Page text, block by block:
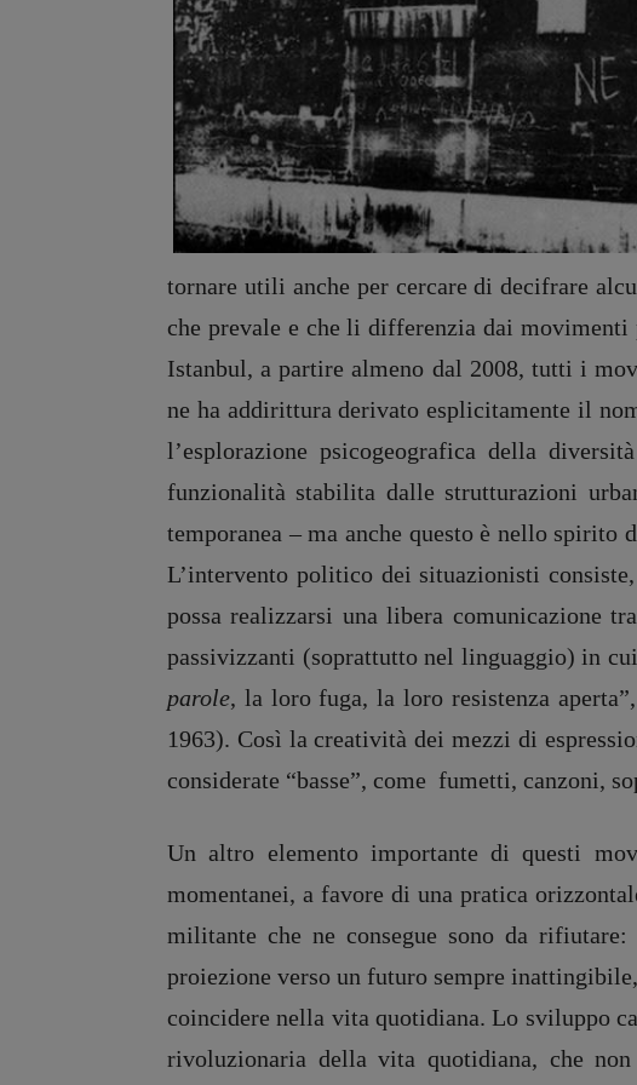
tornare utili anche per cercare di decifrare
che prevale e che li differenzia dai movimenti
Istanbul, a partire almeno dal 2008, tutti i
ne ha addirittura derivato esplicitamente il
l’esplorazione psicogeografica della
funzionalità stabilita dalle strutturazioni
temporanea – ma anche questo è nello
L’intervento politico dei situazionisti
possa realizzarsi una libera comunicazione
passivizzanti (soprattutto nel linguaggio) in
parole, la loro fuga, la loro resistenza
1963). Così la creatività dei mezzi di
considerate “basse”, come fumetti, canzoni,
Un altro elemento importante di questi
momentanei, a favore di una pratica
militante che ne consegue sono da
proiezione verso un futuro sempre
coincidere nella vita quotidiana. Lo sviluppo
rivoluzionaria della vita quotidiana, che